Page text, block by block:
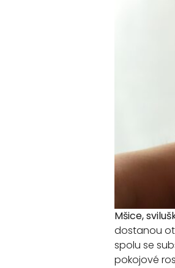
Mšice,
dostanou
spolu se
pokojové